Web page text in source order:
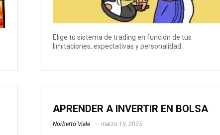
Elige tu sistema de trading en función de tus
limitaciones, expectativas y personalidad.
APRENDER A INVERTIR EN BOLSA
Norberto Viale marzo 19, 2025